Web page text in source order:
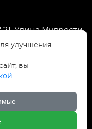
Улица Мудрости,
Хуэйшань,
улучшения
вы